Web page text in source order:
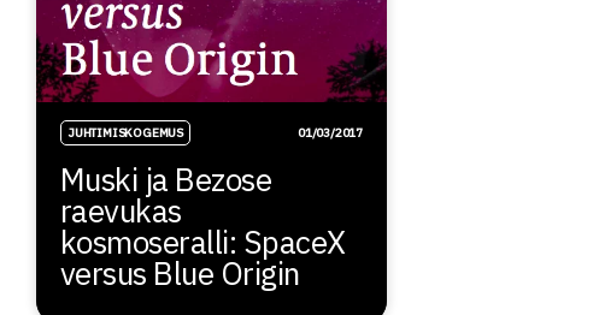
JUHTIMISKOGEMUS 01/03/2017
Muski ja Bezose
raevukas
kosmoseralli: SpaceX
versus Blue Origin